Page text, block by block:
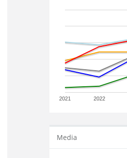
2021 2022
Media